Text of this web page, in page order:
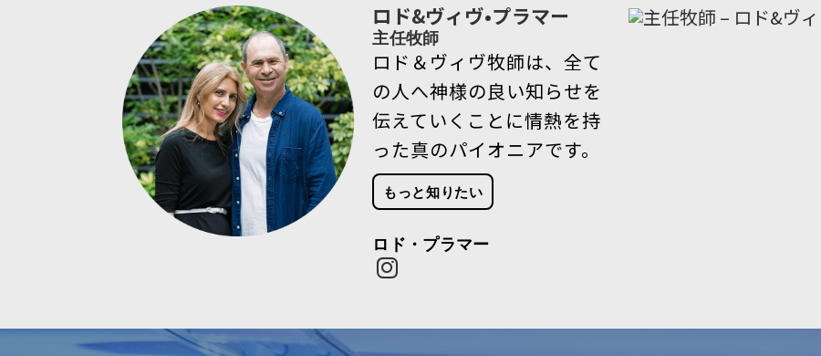
ロド&ヴィヴ•プラマー
主任牧師
ロド＆ヴィヴ牧師は、全て
の人へ神様の良い知らせを
伝えていくことに情熱を持
った真のパイオニアです。
もっと知りたい
ロド・プラマー